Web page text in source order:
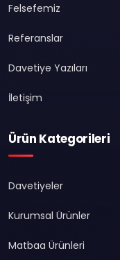
Felsefemiz
Referanslar
Davetiye Yazıları
İletişim
Ürün Kategorileri
Davetiyeler
Kurumsal Ürünler
Matbaa Ürünleri